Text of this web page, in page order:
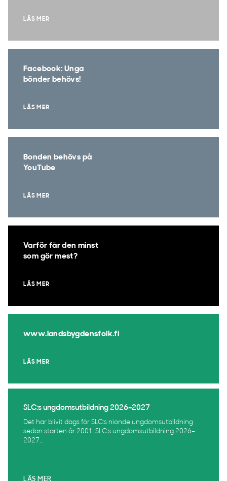
LÄS MER
Facebook: Unga
bönder behövs!
LÄS MER
Bonden behövs på
YouTube
LÄS MER
Varför får den minst
som gör mest?
LÄS MER
www.landsbygdensfolk.fi
LÄS MER
SLC:s ungdomsutbildning 2026–2027
Det har blivit dags för SLC:s nionde ungdomsutbildning
sedan starten år 2001. SLC:s ungdomsutbildning 2026–
2027...
LÄS MER